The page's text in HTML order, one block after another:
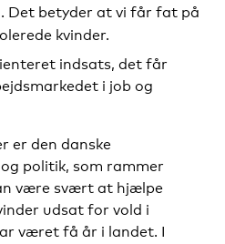
Det betyder at vi får fat på
kvinder.
indsats, det får
i job og
er den danske
politik, som rammer
være svært at hjælpe
udsat for vold i
været få år i landet. I